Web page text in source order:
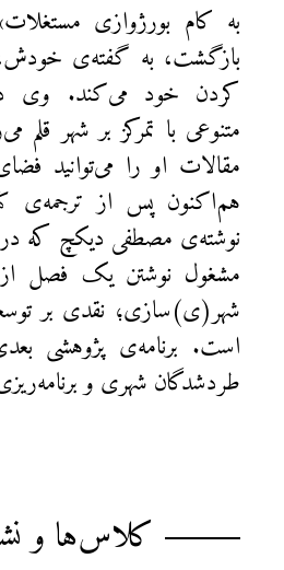
به کام بورژوازی
بازگشت، به گفته‌ی خودش،
کردن خود می‌کند. وی
متنوعی با تمرکز بر شهر قلم
مقالات او را می‌توانید
هم‌اکنون پس از ترجمه‌ی
نوشته‌ی مصطفی دیکچ که
مشغول نوشتن یک فصل
شهر(ی)سازی؛ نقدی بر
است. برنامه‌ی پژوهشی
طردشدگان شهری و
کلاس‌ها و